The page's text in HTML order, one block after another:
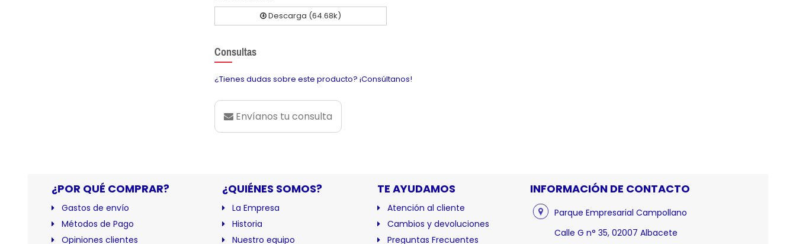
Descarga (64.68k)
Consultas
¿Tienes dudas sobre este producto? ¡Consúltanos!
Envíanos tu consulta
¿POR QUÉ COMPRAR?
Gastos de envío
Métodos de Pago
Opiniones clientes
¿QUIÉNES SOMOS?
La Empresa
Historia
Nuestro equipo
TE AYUDAMOS
Atención al cliente
Cambios y devoluciones
Preguntas Frecuentes
INFORMACIÓN DE CONTACTO
Parque Empresarial Campollano
Calle G n° 35, 02007 Albacete